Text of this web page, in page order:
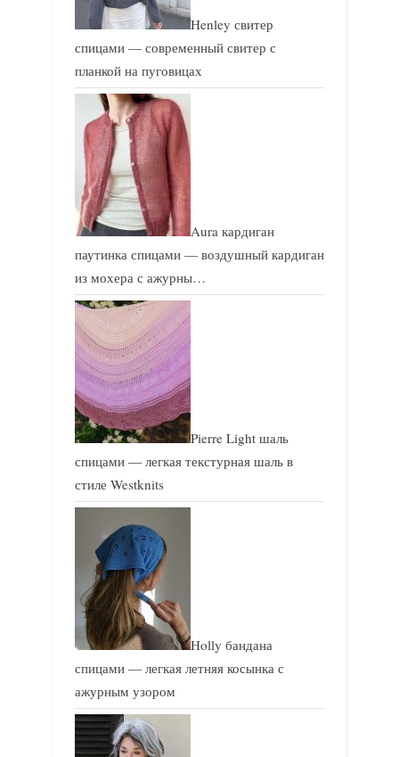
Henley свитер
спицами — современный свитер с
планкой на пуговицах
Aura кардиган
паутинка спицами — воздушный кардиган
из мохера с ажурны…
Pierre Light шаль
спицами — легкая текстурная шаль в
стиле Westknits
Holly бандана
спицами — легкая летняя косынка с
ажурным узором